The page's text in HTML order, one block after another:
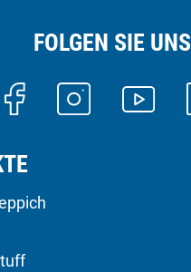
FOLGEN SIE UNS